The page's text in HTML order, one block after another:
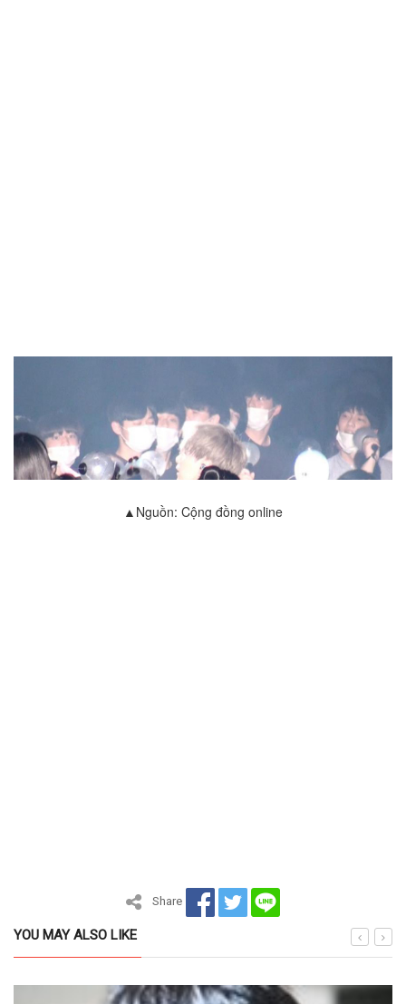
▲Nguồn: Cộng đồng online
Share
YOU MAY ALSO LIKE